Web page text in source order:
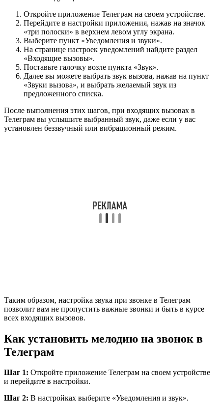
Откройте приложение Телеграм на своем устройстве.
Перейдите в настройки приложения, нажав на значок
«три полоски» в верхнем левом углу экрана.
Выберите пункт «Уведомления и звуки».
На странице настроек уведомлений найдите раздел
«Входящие вызовы».
Поставьте галочку возле пункта «Звук».
Далее вы можете выбрать звук вызова, нажав на пункт
«Звуки вызова», и выбрать желаемый звук из
предложенного списка.
После выполнения этих шагов, при входящих вызовах в
Телеграм вы услышите выбранный звук, даже если у вас
установлен беззвучный или вибрационный режим.
Таким образом, настройка звука при звонке в Телеграм
позволит вам не пропустить важные звонки и быть в курсе
всех входящих вызовов.
Как установить мелодию на звонок в
Телеграм
Шаг 1: Откройте приложение Телеграм на своем устройстве
и перейдите в настройки.
Шаг 2: В настройках выберите «Уведомления и звук».